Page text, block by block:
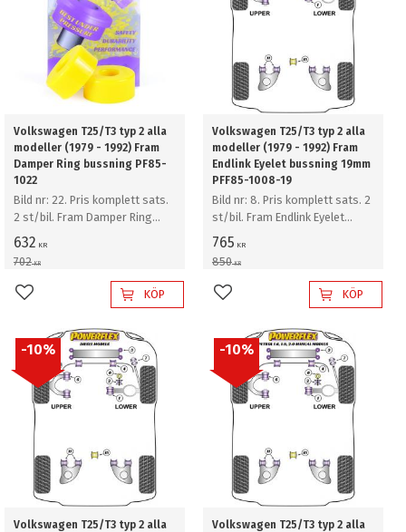
Volkswagen T25/T3 typ 2 alla
modeller (1979 - 1992) Fram
Damper Ring bussning PF85-
1022
Bild nr: 22. Pris komplett sats.
2 st/bil. Fram Damper Ring
bussning
632 KR
702KR
Lägg till i favoriterKÖP
Volkswagen T25/T3 typ 2 alla
modeller (1979 - 1992) Fram
Endlink Eyelet bussning 19mm
PFF85-1008-19
Bild nr: 8. Pris komplett sats. 2
st/bil. Fram Endlink Eyelet
bussning 19mm
765 KR
850KR
Lägg till i favoriterKÖP
Volkswagen T25/T3 typ 2 alla
10%
Volkswagen T25/T3 typ 2 alla
10%